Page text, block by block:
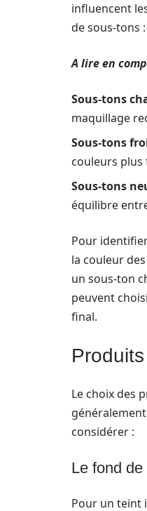
influencent
de sous-tons :
A lire en
Sous-tons
maquillage
Sous-tons
couleurs plus
Sous-tons
équilibre
Pour
la couleur
un sous-ton
peuvent
final.
Le choix des
considérer :
Le fond
Pour un teint